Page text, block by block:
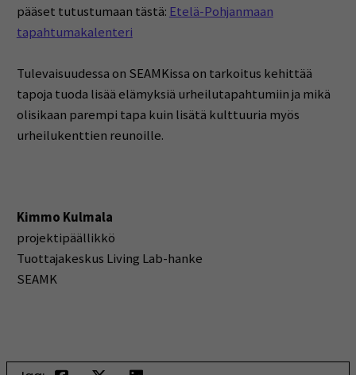
pääset tutustumaan tästä: Etelä-Pohjanmaan
tapahtumakalenteri
Tulevaisuudessa on SEAMKissa on tarkoitus kehittää
tapoja tuoda lisää elämyksiä urheilutapahtumiin ja mikä
olisikaan parempi tapa kuin lisätä kulttuuria myös
urheilukenttien reunoille.
Kimmo Kulmala
projektipäällikkö
Tuottajakeskus Living Lab-hanke
SEAMK